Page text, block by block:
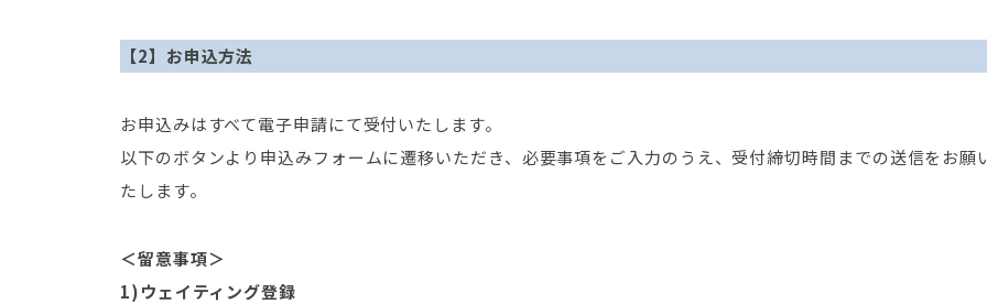
【2】お申込方法
お申込みはすべて電子申請にて受付いたします。
以下のボタンより申込みフォームに遷移いただき、必要事項をご入力のうえ、受付締切時間までの送信をお願
たします。
＜留意事項＞
1)ウェイティング登録